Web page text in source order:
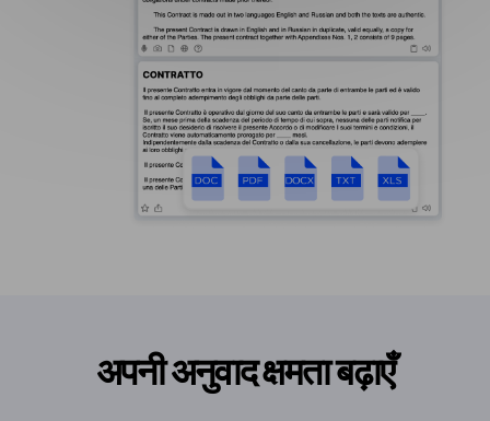
अपनी अनुवाद क्षमता बढ़ाएँ